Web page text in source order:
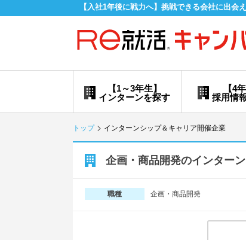
【入社1年後に戦力へ】挑戦できる会社に出会
【4
採用情
【1～3年生】
インターンを探す
トップ インターンシップ＆キャリア開催企業
企画・商品開発のインター
職種 企画・商品開発